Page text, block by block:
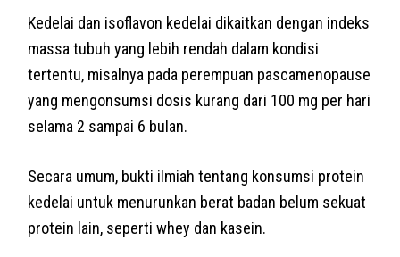
Kedelai dan isoflavon kedelai dikaitkan dengan indeks
massa tubuh yang lebih rendah dalam kondisi
tertentu, misalnya pada perempuan pascamenopause
yang mengonsumsi dosis kurang dari 100 mg per hari
selama 2 sampai 6 bulan.
Secara umum, bukti ilmiah tentang konsumsi protein
kedelai untuk menurunkan berat badan belum sekuat
protein lain, seperti whey dan kasein.